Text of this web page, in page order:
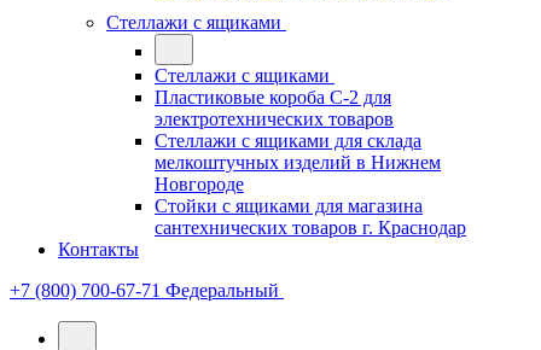
Стеллажи с ящиками
Стеллажи с ящиками
Пластиковые короба С-2 для
электротехнических товаров
Стеллажи с ящиками для склада
мелкоштучных изделий в Нижнем
Новгороде
Стойки с ящиками для магазина
сантехнических товаров г. Краснодар
Контакты
+7 (800) 700-67-71 Федеральный